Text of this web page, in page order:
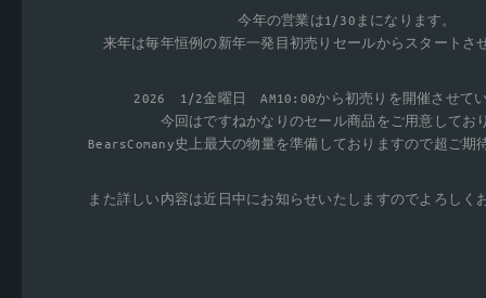
今年の営業は1/30まになります。
来年は毎年恒例の新年一発目初売りセールからスタートさ
2026 1/2金曜日 AM10:00から初売りを開催させて
今回はですねかなりのセール商品をご用意してお
BearsComany史上最大の物量を準備しておりますので超ご期
また詳しい内容は近日中にお知らせいたしますのでよろしく